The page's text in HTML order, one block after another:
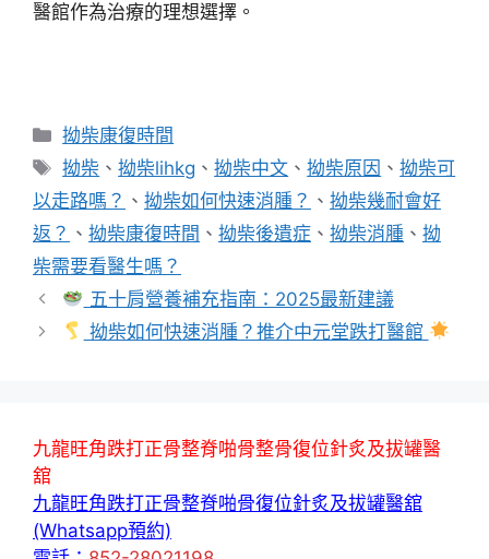
醫館作為治療的理想選擇。
分
類
拗柴康復時間
標
籤
拗柴 、拗柴lihkg 、拗柴中文 、拗柴原因 、拗柴可
以走路嗎？ 、 拗柴如何快速消腫？ 、 拗柴幾耐會好
返？ 、 拗柴康復時間 、 拗柴後遺症 、 拗柴消腫 、 拗
柴需要看醫生嗎？
五十肩營養補充指南：2025最新建議
拗柴如何快速消腫？推介中元堂跌打醫館
九龍旺角跌打正骨整脊啪骨整骨復位針炙及拔罐醫
舘
九龍旺角跌打正骨整脊啪骨復位針炙及拔罐醫舘
(Whatsapp預約)